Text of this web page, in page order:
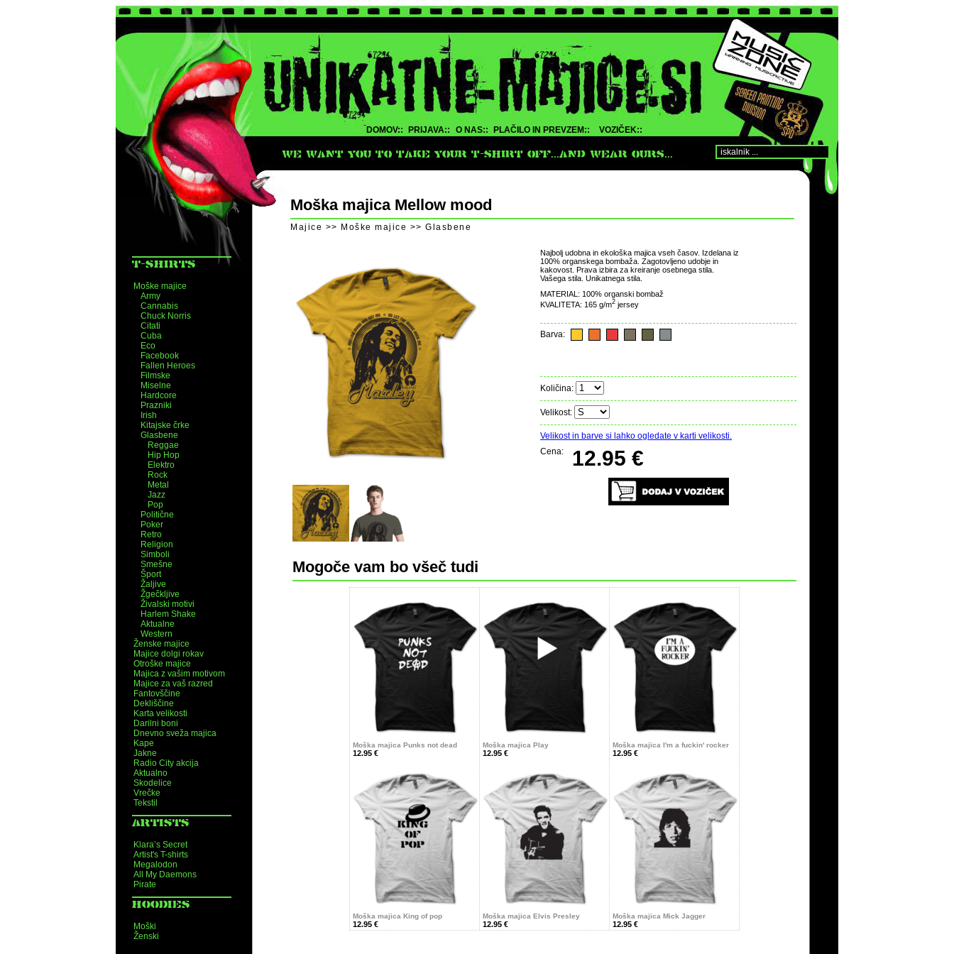
DOMOV:: PRIJAVA:: O NAS:: PLAČILO IN PREVZEM:: VOZIČEK::
WE WANT YOU TO TAKE YOUR T-SHIRT OFF...AND WEAR OURS...
T-SHIRTS
Moške majice
Army
Cannabis
Chuck Norris
Citati
Cuba
Eco
Facebook
Fallen Heroes
Filmske
Miselne
Hardcore
Prazniki
Irish
Kitajske črke
Glasbene
Reggae
Hip Hop
Elektro
Rock
Metal
Jazz
Pop
Politične
Poker
Retro
Religion
Simboli
Smešne
Šport
Žaljive
Žgečkljive
Živalski motivi
Harlem Shake
Aktualne
Western
Ženske majice
Majice dolgi rokav
Otroške majice
Majica z vašim motivom
Majice za vaš razred
Fantovščine
Dekliščine
Karta velikosti
Darilni boni
Dnevno sveža majica
Kape
Jakne
Radio City akcija
Aktualno
Skodelice
Vrečke
Tekstil
ARTISTS
Klara’s Secret
Artist's T-shirts
Megalodon
All My Daemons
Pirate
HOODIES
Moški
Ženski
Moška majica Mellow mood
Majice >> Moške majice >> Glasbene
Najbolj udobna in ekološka majica vseh časov. Izdelana iz
100% organskega bombaža. Zagotovljeno udobje in
kakovost. Prava izbira za kreiranje osebnega stila.
Vašega stila. Unikatnega stila.
MATERIAL: 100% organski bombaž
KVALITETA: 165 g/m2 jersey
Barva:
Količina:
Velikost:
Velikost in barve si lahko ogledate v karti velikosti.
Cena:
12.95 €
Mogoče vam bo všeč tudi
Moška majica Punks not dead
12.95 €
Moška majica Play
12.95 €
Moška majica I'm a fuckin' rocker
12.95 €
Moška majica King of pop
12.95 €
Moška majica Elvis Presley
12.95 €
Moška majica Mick Jagger
12.95 €